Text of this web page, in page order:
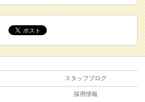
スタッフブログ
採用情報